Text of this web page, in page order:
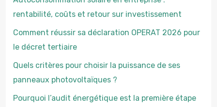
rentabilité, coûts et retour sur investissement
Comment réussir sa déclaration OPERAT 2026 pour
le décret tertiaire
Quels critères pour choisir la puissance de ses
panneaux photovoltaïques ?
Pourquoi l’audit énergétique est la première étape